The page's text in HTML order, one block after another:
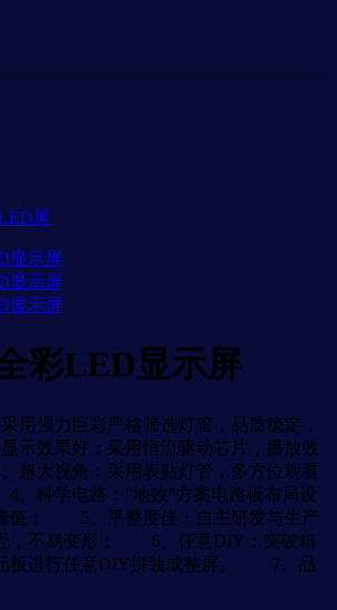
屏
彩LED显示屏
强力巨彩严格筛选灯管，品质稳定，
效果好：采用恒流驱动芯片，播放效
大视角：采用表贴灯管，多方位观看
科学电路：“地效”方案电路板布局设
值； 5、平整度佳：自主研发与生产
，不易变形； 6、任意DIY：突破箱
板进行任意DIY拼装成整屏。 7、品